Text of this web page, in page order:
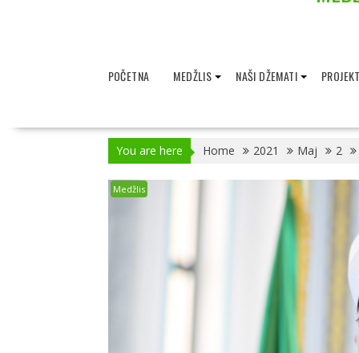
POČETNA MEDŽLIS NAŠI DŽEMATI
You are here Home 2021 Maj 2
Medžlis